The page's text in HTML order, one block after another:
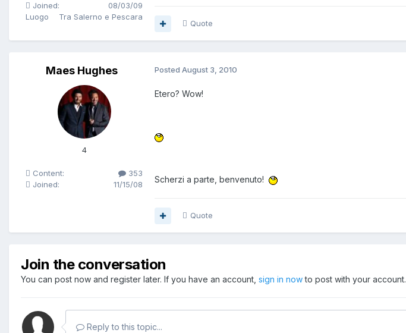
Joined:
08/03/09
Luogo
Tra Salerno e Pescara
Quote
Maes Hughes
4
Content:
353
Joined:
11/15/08
Posted August 3, 2010
Etero? Wow!
Scherzi a parte, benvenuto!
Quote
Join the conversation
You can post now and register later. If you have an account, sign in nowto post with your account.
Reply to this topic...